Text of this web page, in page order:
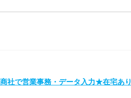
社で営業事務・データ入力★在宅あり